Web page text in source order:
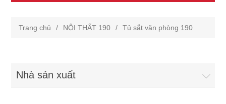
Trang chủ / NỘI THẤT 190 / Tủ sắt văn phòng 190
Nhà sản xuất